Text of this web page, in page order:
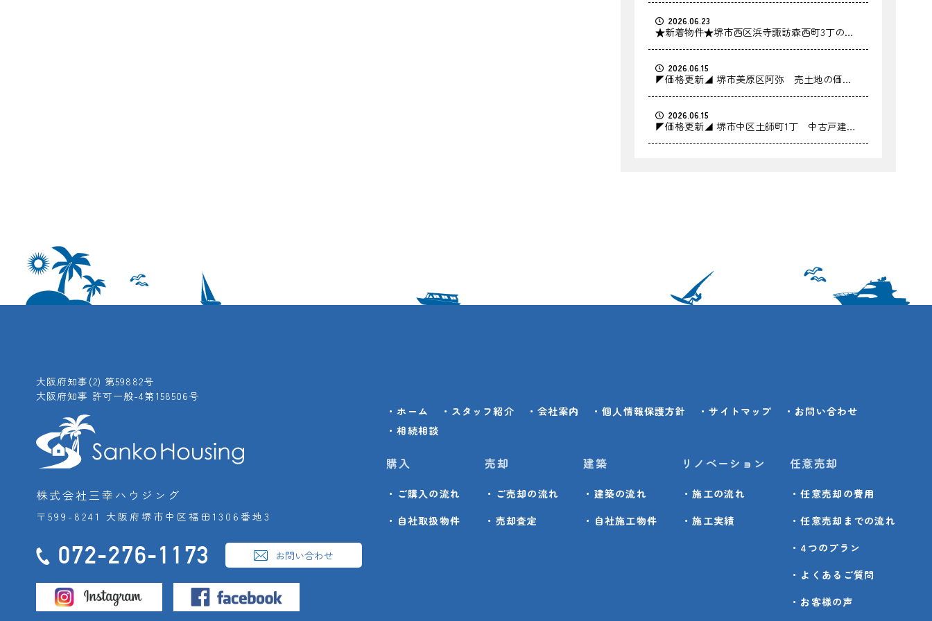
2026.06.23
★新着物件★堺市西区浜寺諏訪森西町3丁の中
2026.06.15
◤価格更新◢ 堺市美原区阿弥 売土地の価格
2026.06.15
◤価格更新◢ 堺市中区土師町1丁 中古戸建の
大阪府知事(2) 第59882号
大阪府知事 許可一般-4第158506号
株式会社三幸ハウジング
〒599-8241 大阪府堺市中区福田1306番地3
072-276-1173 お問い合わせ
・ホーム ・スタッフ紹介 ・会社案内 ・個人情報保護方針 ・サイトマップ
・お問い合わせ
・相続相談
購入
・ご購入の流れ
・自社取扱物件
売却
・ご売却の流れ
・売却査定
建築
・建築の流れ
・自社施工物件
リノベーション
・施工の流れ
・施工実績
任意売却
・任意売却の費用
・任意売却までの流れ
・4つのプラン
・よくあるご質問
・お客様の声